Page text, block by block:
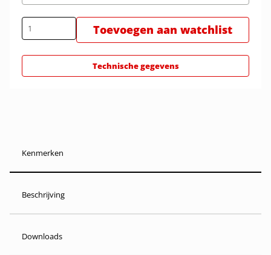
Toevoegen aan watchlist
Technische gegevens
Kenmerken
Beschrijving
Downloads